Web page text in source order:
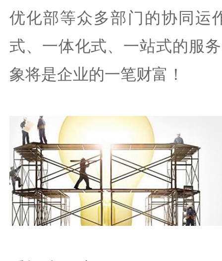
优化部等众多部门的协同运
式、一体化式、一站式的服
象将是企业的一笔财富！